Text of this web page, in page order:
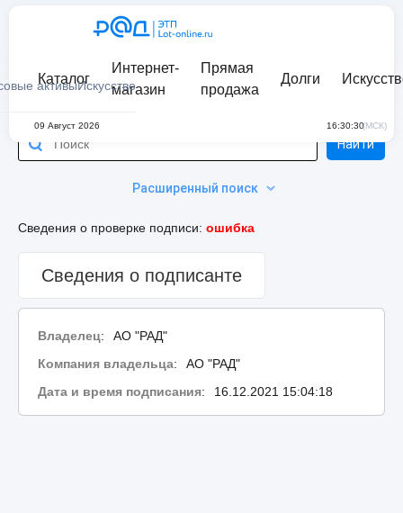
активыИскусство
Каталог
Интернет-
магазин
Прямая
продажа
Долги
09 Август 2026 16:30:30(МСК)
Расширенный поиск
Найти
Сведения о проверке подписи: ошибка
Сведения о подписанте
Владелец:
АО "РАД"
Компания владельца:
АО "РАД"
Дата и время подписания: 16.12.2021 15:04:18